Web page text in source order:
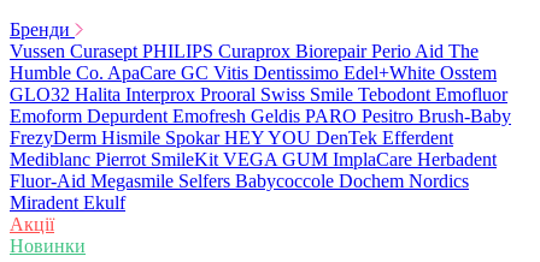
Бренди
Vussen Curasept PHILIPS Curaprox Biorepair Perio Aid The
Humble Co. ApaCare GC Vitis Dentissimo Edel+White Osstem
GLO32 Halita Interprox Prooral Swiss Smile Tebodont Emofluor
Emoform Depurdent Emofresh Geldis PARO Pesitro Brush-Baby
FrezyDerm Hismile Spokar HEY YOU DenTek Efferdent
Mediblanc Pierrot SmileKit VEGA GUM ImplaCare Herbadent
Fluor-Aid Megasmile Selfers Babycoccole Dochem Nordics
Miradent Ekulf
Акції
Новинки